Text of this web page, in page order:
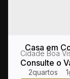
Casa em
SP
Consulte o
Cidade Boa
2 1